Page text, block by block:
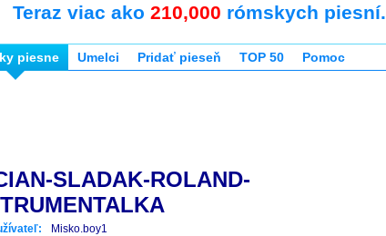
Teraz viac ako 210,000 rómskych piesní.
piesne Umelci Pridať pieseň TOP 50 Pomoc
SLADAK-ROLAND-
Misko.boy1